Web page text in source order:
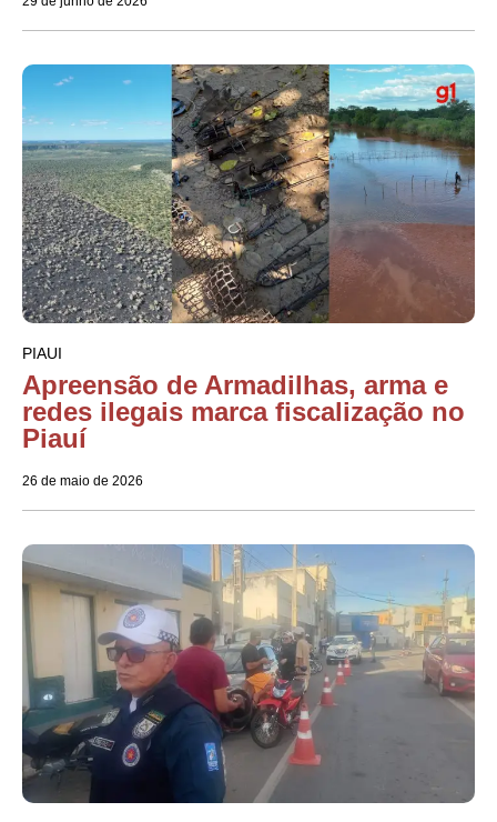
PIAUI
Apreensão de Armadilhas, arma e
redes ilegais marca fiscalização no
Piauí
26 de maio de 2026